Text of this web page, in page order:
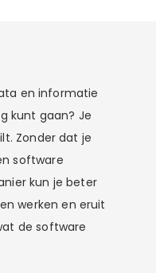
en informatie
kunt gaan? Je
Zonder dat je
software
kun je beter
werken en eruit
de software